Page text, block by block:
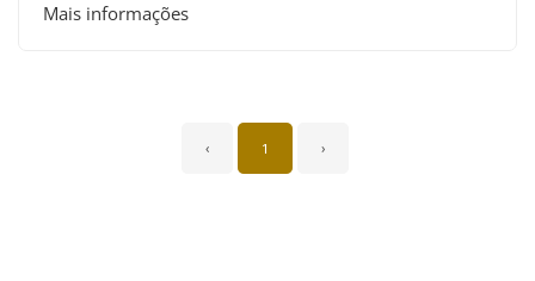
Mais informações
‹ 1 ›